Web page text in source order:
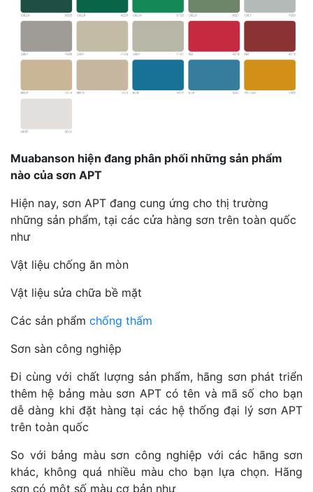
Muabanson hiện đang phân phối những sản phẩm
nào của sơn APT
Hiện nay, sơn APT đang cung ứng cho thị trường
những sản phẩm, tại các cửa hàng sơn trên toàn quốc
như
Vật liệu chống ăn mòn
Vật liệu sửa chữa bề mặt
Các sản phẩm chống thấm
Sơn sàn công nghiệp
Đi cùng với chất lượng sản phẩm, hãng sơn phát triển
thêm hệ bảng màu sơn APT có tên và mã số cho bạn
dễ dàng khi đặt hàng tại các hệ thống đại lý sơn APT
trên toàn quốc
So với bảng màu sơn công nghiệp với các hãng sơn
khác, không quá nhiều màu cho bạn lựa chọn. Hãng
sơn có một số màu cơ bản như